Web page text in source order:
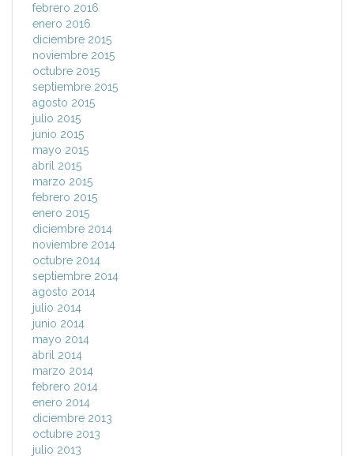
febrero 2016
enero 2016
diciembre 2015
noviembre 2015
octubre 2015
septiembre 2015
agosto 2015
julio 2015
junio 2015
mayo 2015
abril 2015
marzo 2015
febrero 2015
enero 2015
diciembre 2014
noviembre 2014
octubre 2014
septiembre 2014
agosto 2014
julio 2014
junio 2014
mayo 2014
abril 2014
marzo 2014
febrero 2014
enero 2014
diciembre 2013
octubre 2013
julio 2013